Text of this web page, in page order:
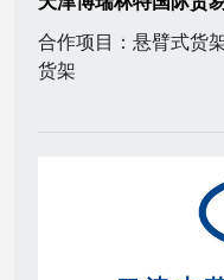
合作项目：悬臂式货
货架